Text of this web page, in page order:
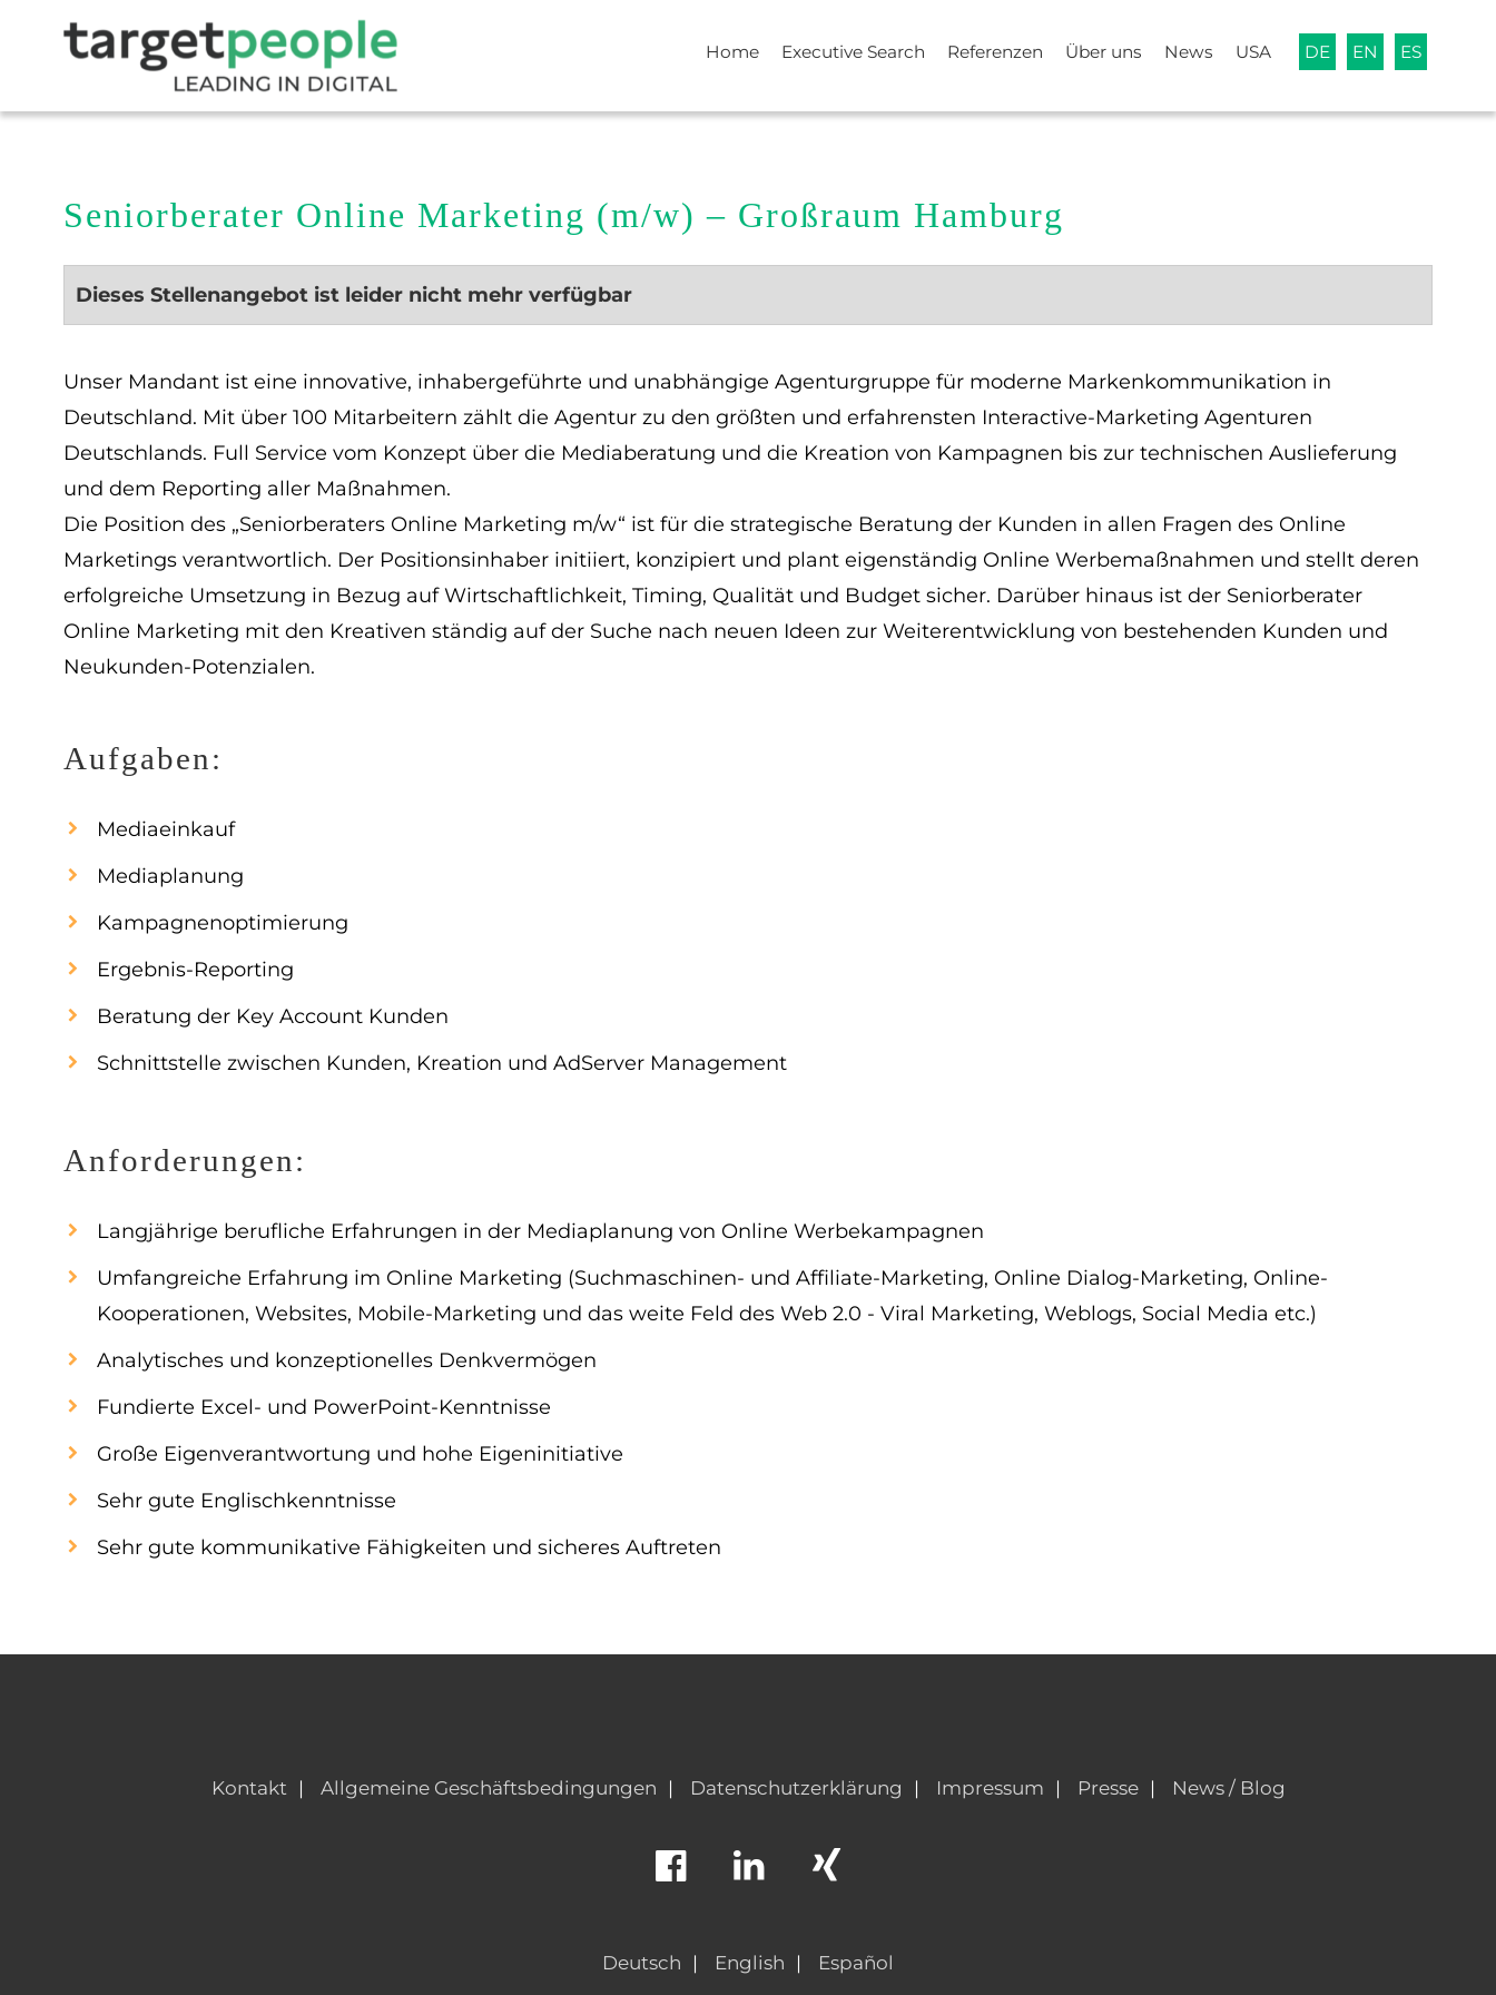
Home Executive Search Referenzen Über uns News USA DE EN ES
Seniorberater Online Marketing (m/w) – Großraum Hamburg
Dieses Stellenangebot ist leider nicht mehr verfügbar
Unser Mandant ist eine innovative, inhabergeführte und unabhängige Agenturgruppe für moderne Markenkommunikation in
Deutschland. Mit über 100 Mitarbeitern zählt die Agentur zu den größten und erfahrensten Interactive-Marketing Agenturen
Deutschlands. Full Service vom Konzept über die Mediaberatung und die Kreation von Kampagnen bis zur technischen Auslieferung
und dem Reporting aller Maßnahmen.
Die Position des „Seniorberaters Online Marketing m/w“ ist für die strategische Beratung der Kunden in allen Fragen des Online
Marketings verantwortlich. Der Positionsinhaber initiiert, konzipiert und plant eigenständig Online Werbemaßnahmen und stellt deren
erfolgreiche Umsetzung in Bezug auf Wirtschaftlichkeit, Timing, Qualität und Budget sicher. Darüber hinaus ist der Seniorberater
Online Marketing mit den Kreativen ständig auf der Suche nach neuen Ideen zur Weiterentwicklung von bestehenden Kunden und
Neukunden-Potenzialen.
Aufgaben:
Mediaeinkauf
Mediaplanung
Kampagnenoptimierung
Ergebnis-Reporting
Beratung der Key Account Kunden
Schnittstelle zwischen Kunden, Kreation und AdServer Management
Anforderungen:
Langjährige berufliche Erfahrungen in der Mediaplanung von Online Werbekampagnen
Umfangreiche Erfahrung im Online Marketing (Suchmaschinen- und Affiliate-Marketing, Online Dialog-Marketing, Online-
Kooperationen, Websites, Mobile-Marketing und das weite Feld des Web 2.0 - Viral Marketing, Weblogs, Social Media etc.)
Analytisches und konzeptionelles Denkvermögen
Fundierte Excel- und PowerPoint-Kenntnisse
Große Eigenverantwortung und hohe Eigeninitiative
Sehr gute Englischkenntnisse
Sehr gute kommunikative Fähigkeiten und sicheres Auftreten
Kontakt Allgemeine Geschäftsbedingungen Datenschutzerklärung Impressum Presse News / Blog
Deutsch English Español